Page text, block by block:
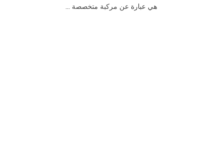
هي عبارة عن مركبة متخصصة ...